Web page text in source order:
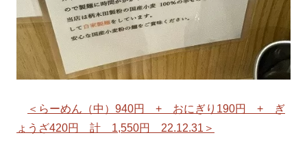
＜らーめん（中）940円 + おにぎり190円 + ぎ
ょうざ420円 計 1,550円 22.12.31＞